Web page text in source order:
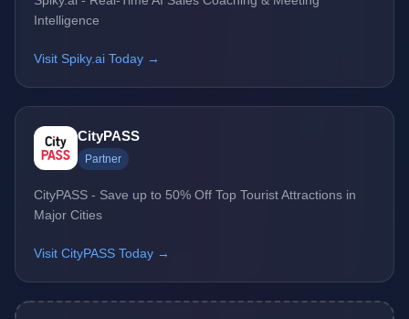
Intelligence
Visit Spiky.ai Today →
CityPASS
Partner
CityPASS - Save up to 50% Off Top Tourist Attractions in
Major Cities
Visit CityPASS Today →